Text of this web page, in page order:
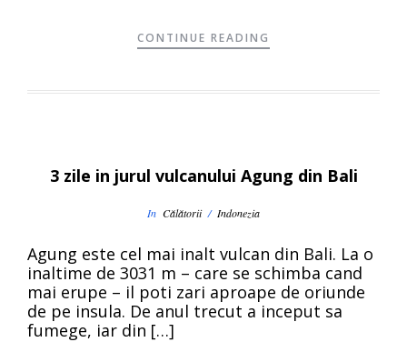
CONTINUE READING
3 zile in jurul vulcanului Agung din Bali
In Călătorii/ Indonezia
Agung este cel mai inalt vulcan din Bali. La o
inaltime de 3031 m – care se schimba cand
mai erupe – il poti zari aproape de oriunde
de pe insula. De anul trecut a inceput sa
fumege, iar din […]